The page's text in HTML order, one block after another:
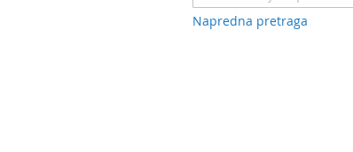
Napredna pretraga